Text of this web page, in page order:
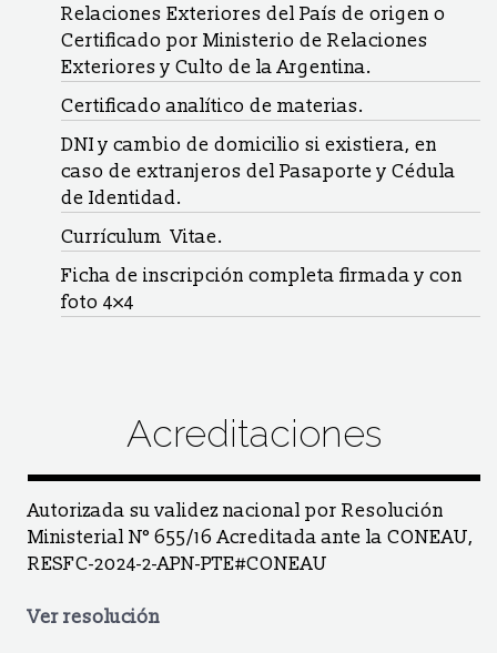
Relaciones Exteriores del País de origen o
Certificado por Ministerio de Relaciones
Exteriores y Culto de la Argentina.
Certificado analítico de materias.
DNI y cambio de domicilio si existiera, en
caso de extranjeros del Pasaporte y Cédula
de Identidad.
Currículum Vitae.
Ficha de inscripción completa firmada y con
foto 4×4
Acreditaciones
Autorizada su validez nacional por Resolución
Ministerial N° 655/16 Acreditada ante la CONEAU,
RESFC-2024-2-APN-PTE#CONEAU
Ver resolución